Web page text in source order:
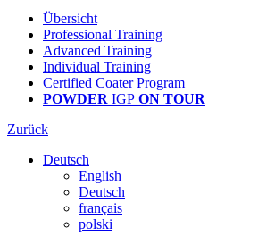
Übersicht
Professional Training
Advanced Training
Individual Training
Certified Coater Program
POWDER IGP ON TOUR
Zurück
Deutsch
English
Deutsch
français
polski